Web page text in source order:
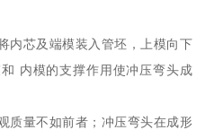
内芯及端模装入管坯，上模向下
内模的支撑作用使冲压弯头成
质量不如前者；冲压弯头在成形